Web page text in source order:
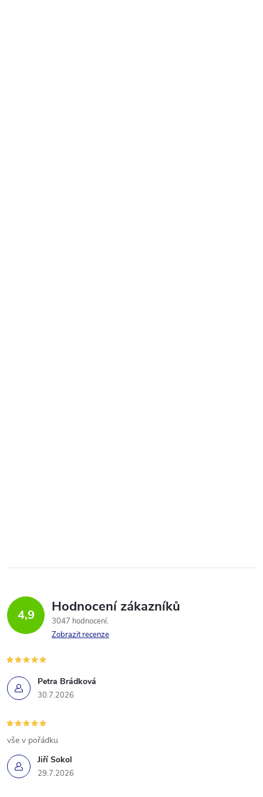
4,9 Hodnocení zákazníků
3047 hodnocení
Zobrazit recenze
Petra Brádková
30.7.2026
Jiří Sokol
29.7.2026
vše v pořádku